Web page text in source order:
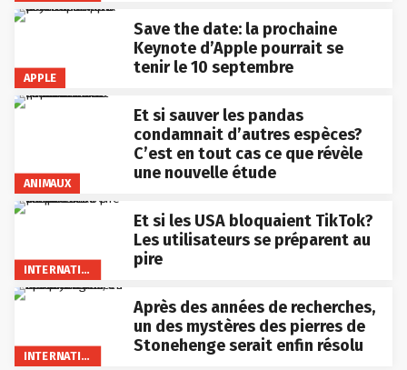
APPLE
Save the date: la prochaine
Keynote d’Apple pourrait se
tenir le 10 septembre
ANIMAUX
Et si sauver les pandas
condamnait d’autres espèces?
C’est en tout cas ce que révèle
une nouvelle étude
INTERNATIONAL
Et si les USA bloquaient TikTok?
Les utilisateurs se préparent au
pire
INTERNATIONAL
Après des années de recherches,
un des mystères des pierres de
Stonehenge serait enfin résolu